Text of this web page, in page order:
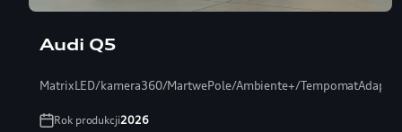
Audi Q5
MatrixLED/kamera360/MartwePole/Ambiente+/
Rok produkcji2026